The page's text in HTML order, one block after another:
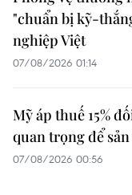
"chuẩn bị kỹ-
nghiệp Việt
07/08/2026 01:14
Mỹ áp thuế 15%
quan trọng để
07/08/2026 00:56